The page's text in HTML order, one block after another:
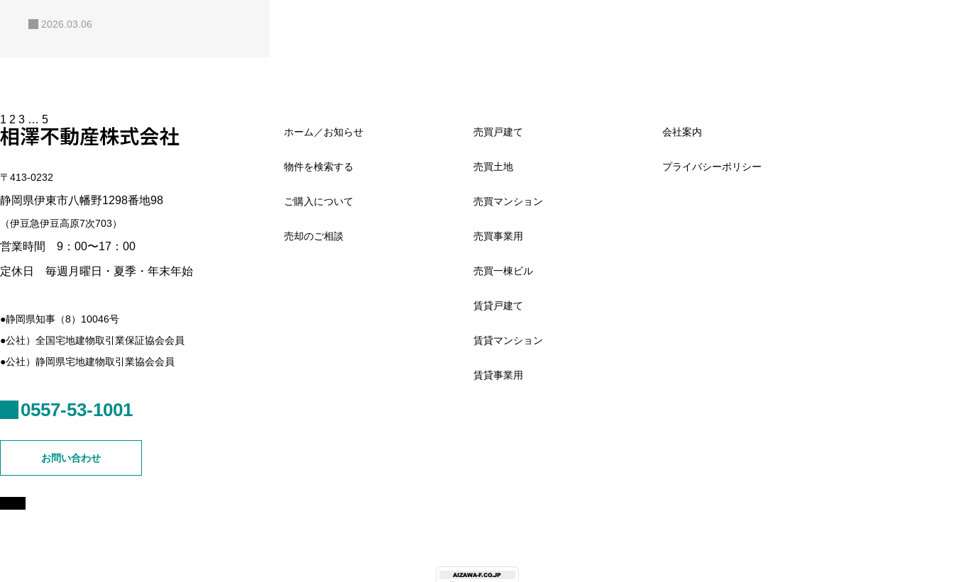
2026.03.06
投
稿
の
ジ
り
1 2 3 … 5
相澤不動産株式会社
〒413-0232
静岡県伊東市八幡野1298番地98
（伊豆急伊豆高原7次703）
営業時間 9：00〜17：00
定休日 毎週月曜日・夏季・年末年始
●静岡県知事（8）10046号
●公社）全国宅地建物取引業保証協会会員
●公社）静岡県宅地建物取引業協会会員
0557-53-1001
お問い合わせ
ホーム／お知らせ
物件を検索する
ご購入について
売却のご相談
売買戸建て
売買土地
売買マンション
売買事業用
売買一棟ビル
賃貸戸建て
賃貸マンション
賃貸事業用
会社案内
プライバシーポリシー